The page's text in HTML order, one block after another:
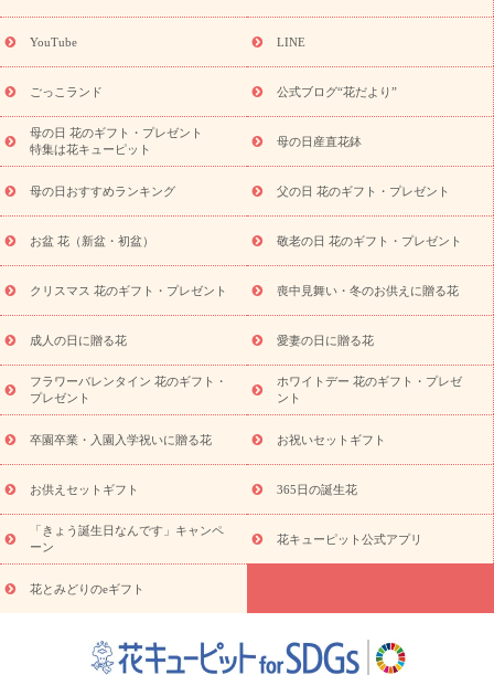
(トルコキキョウ)
9月の誕生花(リンドウ)
ら探す
お祝いの花特集 当日配達特急便 お祝い商品一覧
念日
結婚祝い 出産祝い 退院祝い・快気祝い
寿祝い
プチギフト ペットのお祝いフラワー
供え・お悔やみ商品一覧
お供え・お悔やみの花
四十九日法要以
お供え プリザーブドフラワー
ペットのお供えフラワー
お盆（新
盆・初盆）
その他 お祝い返し お見舞い
お取り寄せギフト
ビジネス用
ご自宅用 観葉植物 ミディ胡蝶蘭
プリザーブ
ドフラワー
スタイルから探す アレンジメント 花束
スタ
ンド花
お祝い お供え・お悔やみ 胡蝶蘭 胡蝶蘭・花鉢
ディ胡蝶蘭・お祝い
ミディ胡蝶蘭・お供え
世界初の青色胡蝶蘭
観葉植物
観葉植物 産直多肉植物
プリザーブドフラワー
お祝い
お供え・お悔やみ 花とセットギフト
セミオーダー
プチギフト（hanamore -ハナモア-）
花とみどりのeギフト
キューピットのeGfit
カラー ピンク イエローオレンジ
レッ
ド
お花の種類 トルコキキョウ
お祝い お祝い・3000円～ お祝い・4000円～
お祝い・
5000円～
お祝い・7000円～ お祝い・ 10000円～
お供え・お
悔やみ
円～
お供え・お悔やみ・
いのマナー
定年退職祝いのマナー
お祝いを贈るときのマナー・
YouTube LINE
ごっこランド 公式ブログ“花だより”
母の日 花のギフト・プレゼント
特集は花キューピット
母の日産直花鉢
母の日おすすめランキング 父の日 花のギフト・プレゼント
お盆 花（新盆・初盆） 敬老の日 花のギフト・プレゼント
クリスマス 花のギフト・プレゼント 喪中見舞い・冬のお供えに贈る花
成人の日に贈る花 愛妻の日に贈る花
フラワーバレンタイン 花のギフト・
プレゼント
ホワイトデー 花のギフト・プレゼ
ント
卒園卒業・入園入学祝いに贈る花 お祝いセットギフト
お供えセットギフト 365日の誕生花
「きょう誕生日なんです」キャンペ
ーン
花キューピット公式アプリ
花とみどりのeギフト